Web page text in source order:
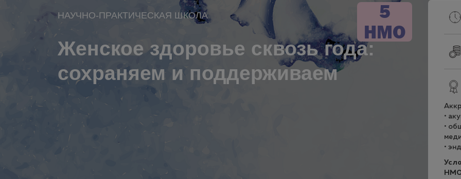
НАУЧНО-ПРАКТИЧЕСКАЯ ШКОЛА
5
НМО
Женское здоровье сквозь года:
сохраняем и поддерживаем
•
•
•